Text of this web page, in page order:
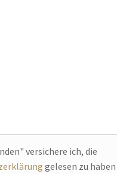
Feld leer.
versichere ich, die
gelesen zu